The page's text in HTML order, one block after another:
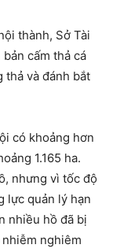
thành, Sở Tài
cấm thả cá
và đánh bắt
có khoảng hơn
1.165 ha.
nhưng vì tốc độ
lực quản lý hạn
nhiều hồ đã bị
nghiêm